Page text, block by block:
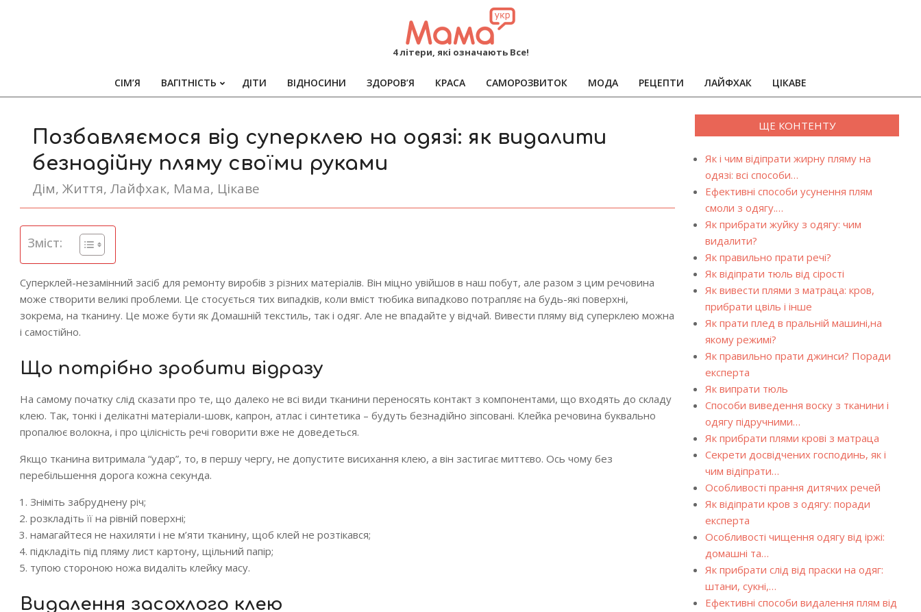
MAMA
4 літери, які означають Все!
Primary
СІМ’Я ВАГІТНІСТЬ ДІТИ ВІДНОСИНИ ЗДОРОВ’Я КРАСА САМОРОЗВИТОК МОДА РЕЦЕПТИ ЛАЙФХАК ЦІКАВЕ
Позбавляємося від суперклею на одязі: як видалити
безнадійну пляму своїми руками
Дім, Життя, Лайфхак, Мама, Цікаве
Зміст:
Суперклей-незамінний засіб для ремонту виробів з різних матеріалів. Він міцно увійшов в наш побут, але разом з цим речовина
може створити великі проблеми. Це стосується тих випадків, коли вміст тюбика випадково потрапляє на будь-які поверхні,
зокрема, на тканину. Це може бути як Домашній текстиль, так і одяг. Але не впадайте у відчай. Вивести пляму від суперклею можна
і самостійно.
Що потрібно зробити відразу
На самому початку слід сказати про те, що далеко не всі види тканини переносять контакт з компонентами, що входять до складу
клею. Так, тонкі і делікатні матеріали-шовк, капрон, атлас і синтетика – будуть безнадійно зіпсовані. Клейка речовина буквально
пропалює волокна, і про цілісність речі говорити вже не доведеться.
Якщо тканина витримала “удар”, то, в першу чергу, не допустите висихання клею, а він застигає миттєво. Ось чому без
перебільшення дорога кожна секунда.
Зніміть забруднену річ;
розкладіть її на рівній поверхні;
намагайтеся не нахиляти і не м’яти тканину, щоб клей не розтікався;
підкладіть під пляму лист картону, щільний папір;
тупою стороною ножа видаліть клейку масу.
Видалення засохлого клею
ЩЕ КОНТЕНТУ
Як і чим відіпрати жирну пляму на
одязі: всі способи…
Ефективні способи усунення плям
смоли з одягу.…
Як прибрати жуйку з одягу: чим
видалити?
Як правильно прати речі?
Як відіпрати тюль від сірості
Як вивести плями з матраца: кров,
прибрати цвіль і інше
Як прати плед в пральній машині,на
якому режимі?
Як правильно прати джинси? Поради
експерта
Як випрати тюль
Способи виведення воску з тканини і
одягу підручними…
Як прибрати плями крові з матраца
Секрети досвідчених господинь, як і
чим відіпрати…
Особливості прання дитячих речей
Як відіпрати кров з одягу: поради
експерта
Особливості чищення одягу від іржі:
домашні та…
Як прибрати слід від праски на одяг:
штани, сукні,…
Ефективні способи видалення плям від